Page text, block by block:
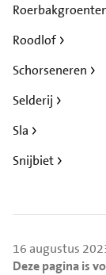
Roodlof
Schorseneren
Selderij
Sla
Snijbiet
16 augustus
Deze pagina is